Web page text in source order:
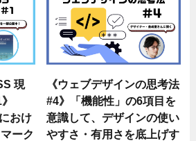
現
おけ
ーク
《ウェブデザインの思考法
#4》「機能性」の6項目を
意識して、デザインの使い
やすさ・有用さを底上げす